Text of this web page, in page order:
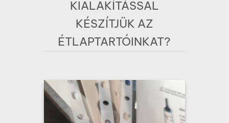
KIALAKÍTÁSSAL
KÉSZÍTJÜK AZ
ÉTLAPTARTÓINKAT?